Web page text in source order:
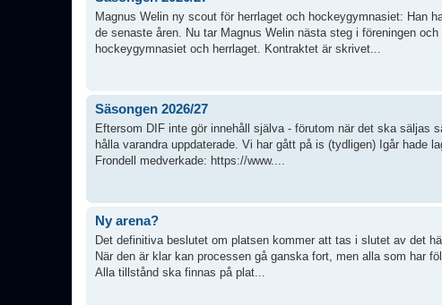
Magnus Welin ny scout för herrlaget och hockeygymnasiet: Han
de senaste åren. Nu tar Magnus Welin nästa steg i föreningen
hockeygymnasiet och herrlaget. Kontraktet är skrivet...
Säsongen 2026/27
Eftersom DIF inte gör innehåll själva - förutom när det ska säljas
hålla varandra uppdaterade. Vi har gått på is (tydligen) Igår hade
Frondell medverkade: https://www....
Ny arena?
Det definitiva beslutet om platsen kommer att tas i slutet av det
När den är klar kan processen gå ganska fort, men alla som har
Alla tillstånd ska finnas på plat...